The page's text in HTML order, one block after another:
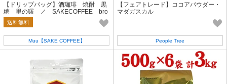
【ドリップバッグ】酒珈琲 焼酎 黒
糖 里の曙 ／ SAKECOFFEE bro
wn sugar ShoCHU
送料無料
Muu【SAKE COFFEE】
【フェアトレード】ココアパウダー・
マダガスカル
People Tree